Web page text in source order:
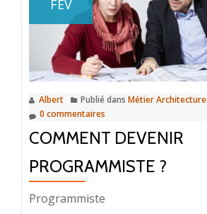
FÉV
Albert Publié dans Métier Architecture
0 commentaires
COMMENT DEVENIR
PROGRAMMISTE ?
Programmiste